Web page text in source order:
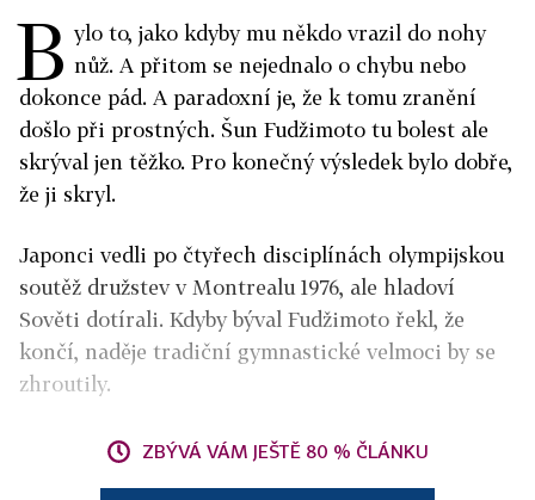
B ylo to, jako kdyby mu někdo vrazil do nohy
nůž. A přitom se nejednalo o chybu nebo
dokonce pád. A paradoxní je, že k tomu zranění
došlo při prostných. Šun Fudžimoto tu bolest ale
skrýval jen těžko. Pro konečný výsledek bylo dobře,
že ji skryl.
Japonci vedli po čtyřech disciplínách olympijskou
soutěž družstev v Montrealu 1976, ale hladoví
Sověti dotírali. Kdyby býval Fudžimoto řekl, že
končí, naděje tradiční gymnastické velmoci by se
zhroutily.
ZBÝVÁ VÁM JEŠTĚ 80 % ČLÁNKU